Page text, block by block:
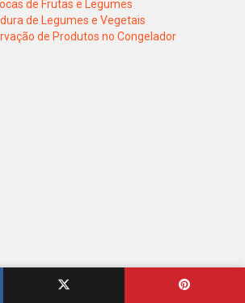
de Frutas e Legumes
de Legumes e Vegetais
de Produtos no Congelador